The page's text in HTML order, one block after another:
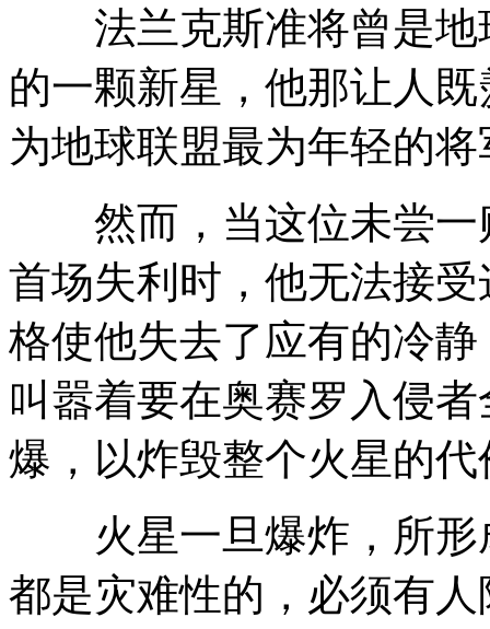
法兰克斯准将曾是地
的一颗新星，他那让人
为地球联盟最为年轻的
然而，当这位未尝一
首场失利时，他无法接
格使他失去了应有的冷
叫嚣着要在奥赛罗入侵
爆，以炸毁整个火星的
火星一旦爆炸，所形
都是灾难性的，必须有